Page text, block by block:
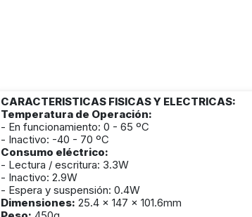
CARACTERISTICAS FISICAS Y ELECTRICAS:
Temperatura de Operación:
- En funcionamiento: 0 - 65 ºC
- Inactivo: -40 - 70 ºC
Consumo eléctrico:
- Lectura / escritura: 3.3W
- Inactivo: 2.9W
- Espera y suspensión: 0.4W
Dimensiones: 25.4 x 147 x 101.6mm